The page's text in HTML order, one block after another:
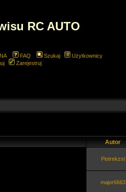
RC AUTO
FAQ Szukaj
Użytkownicy
Zarejestruj
Autor
Piotrekzst
major6663